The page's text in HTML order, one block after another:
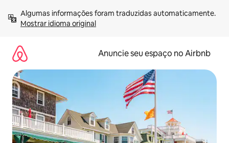
para
Mostrar idioma original
Anuncie seu espaço no Airbnb